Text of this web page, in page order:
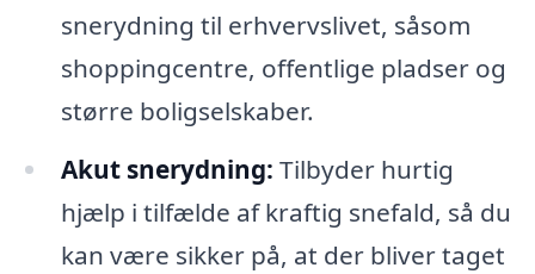
snerydning til erhvervslivet, såsom
shoppingcentre, offentlige pladser og
større boligselskaber.
Akut snerydning: Tilbyder hurtig
hjælp i tilfælde af kraftig snefald, så du
kan være sikker på, at der bliver taget